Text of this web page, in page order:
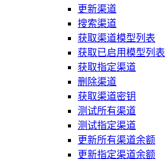
更新渠道
搜索渠道
获取渠道模型列表
获取已启用模型列表
获取指定渠道
删除渠道
获取渠道密钥
测试所有渠道
测试指定渠道
更新所有渠道余额
更新指定渠道余额